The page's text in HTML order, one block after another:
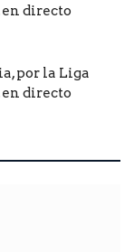
directo
por la Liga
directo